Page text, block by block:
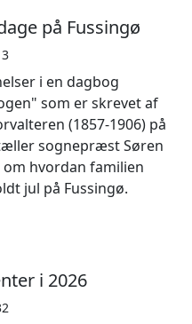
på Fussingø
i en dagbog
som er skrevet af
(1857-1906) på
sognepræst Søren
om hvordan familien
jul på Fussingø.
i 2026